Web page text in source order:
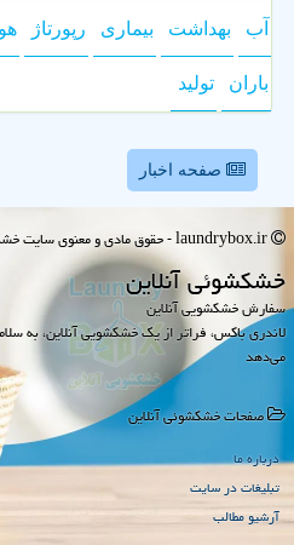
آب بهداشت بیماری رپورتاژ هوا
باران تولید
صفحه اخبار
خشكشوئی آنلاین
سفارش خشکشویی آنلاین
لاندری باکس، فراتر از یک خشکشویی آنلاین، به
می‌دهد
صفحات خشكشوئی آنلاین
درباره ما
تبلیغات در سایت
آرشیو مطالب